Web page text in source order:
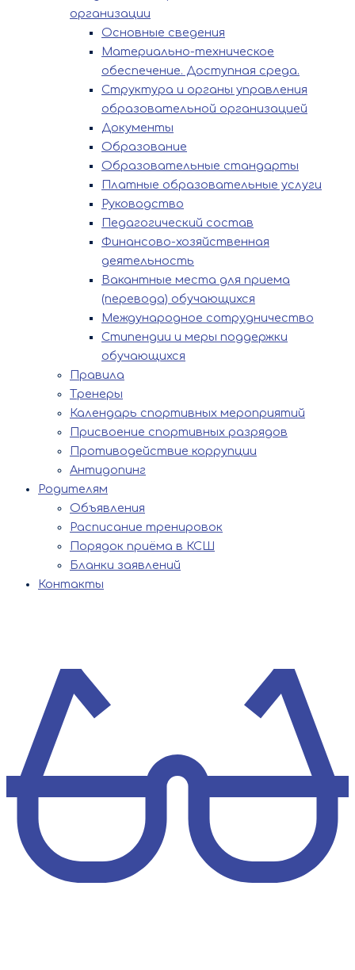
организации
Основные сведения
Материально-техническое
обеспечение. Доступная среда.
Структура и органы управления
образовательной организацией
Документы
Образование
Образовательные стандарты
Платные образовательные услуги
Руководство
Педагогический состав
Финансово-хозяйственная
деятельность
Вакантные места для приема
(перевода) обучающихся
Международное сотрудничество
Стипендии и меры поддержки
обучающихся
Правила
Тренеры
Календарь спортивных мероприятий
Присвоение спортивных разрядов
Противодействие коррупции
Антидопинг
Родителям
Объявления
Расписание тренировок
Порядок приёма в КСШ
Бланки заявлений
Контакты